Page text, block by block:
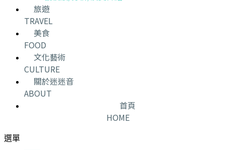
旅遊
TRAVEL
美食
FOOD
文化藝術
CULTURE
關於迷迷音
ABOUT
首頁
HOME
選單